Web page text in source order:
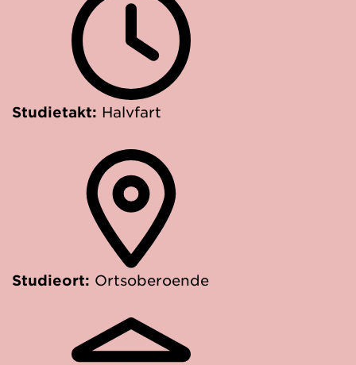
Studietakt: Halvfart
Studieort: Ortsoberoende